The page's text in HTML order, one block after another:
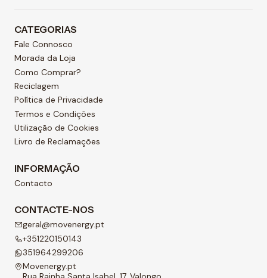
CATEGORIAS
Fale Connosco
Morada da Loja
Como Comprar?
Reciclagem
Política de Privacidade
Termos e Condições
Utilização de Cookies
Livro de Reclamações
INFORMAÇÃO
Contacto
CONTACTE-NOS
geral@movenergy.pt
+351220150143
351964299206
Movenergy.pt